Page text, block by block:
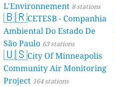
L'Environnement 8 stations
🇧🇷CETESB - Companhia
Ambiental Do Estado De
São Paulo 63 stations
🇺🇸City Of Minneapolis
Community Air Monitoring
Project 164 stations